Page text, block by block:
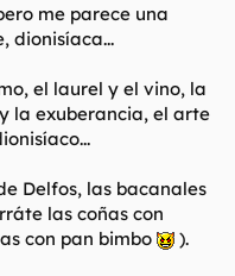
me parece una
dionisíaca...
el laurel y el vino, la
la exuberancia, el arte
Delfos, las bacanales
las coñas con
con pan bimbo
).